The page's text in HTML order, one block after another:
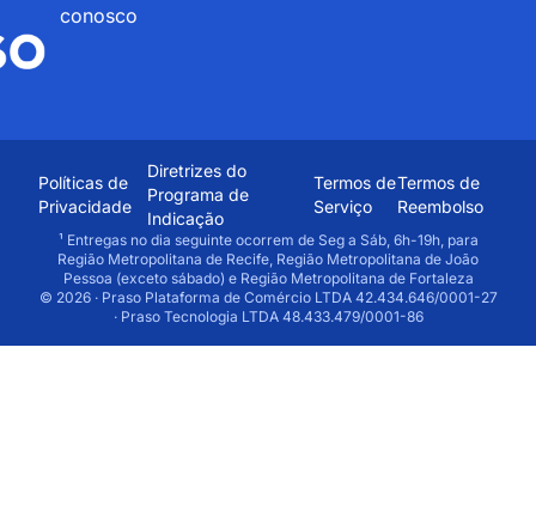
conosco
Políticas de
Privacidade
Diretrizes do
Programa de
Indicação
Termos de
Serviço
Termos de
Reembolso
¹ Entregas no dia seguinte ocorrem de Seg a Sáb, 6h-19h, para
Região Metropolitana de Recife, Região Metropolitana de João
Pessoa (exceto sábado) e Região Metropolitana de Fortaleza
© 2026 · Praso Plataforma de Comércio LTDA 42.434.646/0001-27
· Praso Tecnologia LTDA 48.433.479/0001-86